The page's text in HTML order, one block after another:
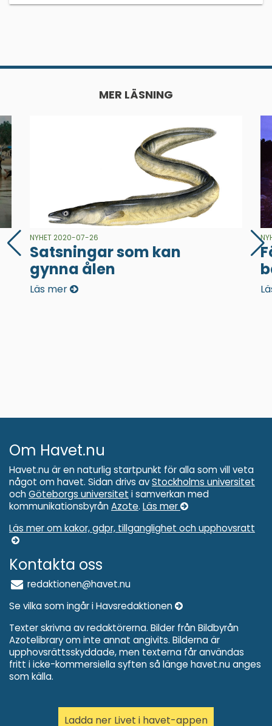
MER LÄSNING
NYHET 2020-07-26
Satsningar som kan
gynna ålen
Läs mer
Om Havet.nu
Havet.nu är en naturlig startpunkt för alla som vill veta
något om havet. Sidan drivs avStockholms universitet
och Göteborgs universitet i samverkan med
kommunikationsbyrån Azote. Läs mer
Läs mer om kakor, gdpr, tillganglighet och upphovsratt
Kontakta oss
redaktionen@havet.nu
Se vilka som ingår i Havsredaktionen
Texter skrivna av redaktörerna. Bilder från Bildbyrån
Azotelibrary om inte annat angivits. Bilderna är
upphovsrättsskyddade, men texterna får användas
fritt i icke-kommersiella syften så länge havet.nu anges
som källa.
Ladda ner Livet i havet-appen